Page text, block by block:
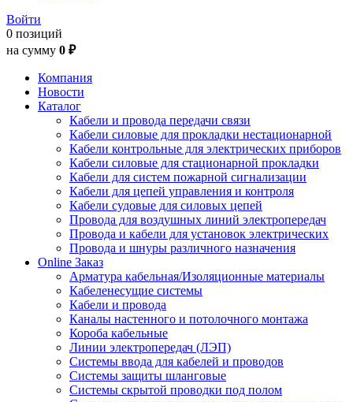
Войти
0 позиций
на сумму 0 ₽
Компания
Новости
Каталог
Кабели и провода передачи связи
Кабели силовые для прокладки нестационарной
Кабели контрольные для электрических приборов
Кабели силовые для стационарной прокладки
Кабели для систем пожарной сигнализации
Кабели для цепей управления и контроля
Кабели судовые для силовых цепей
Провода для воздушных линий электропередач
Провода и кабели для установок электрических
Провода и шнуры различного назначения
Online Заказ
Арматура кабельная/Изоляционные материалы
Кабеленесущие системы
Кабели и провода
Каналы настенного и потолочного монтажа
Короба кабельные
Линии электропередач (ЛЭП)
Системы ввода для кабелей и проводов
Системы защиты шланговые
Системы скрытой проводки под полом